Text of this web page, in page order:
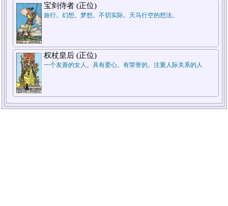
宝剑侍者 (正位)
旅行。幻想。梦想。不切实际。天马行空的想法。
权杖皇后 (正位)
一个友善的女人。具有爱心。有荣誉的。注重人际关系的人